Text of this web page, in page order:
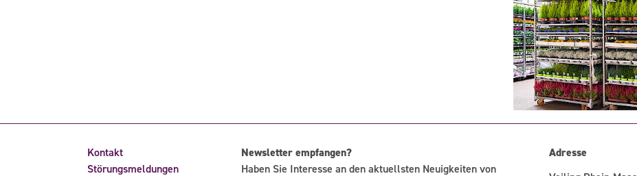
Kontakt
Störungsmeldungen
Newsletter empfangen?
Haben Sie Interesse an den aktuellsten Neuigkeiten von
Adresse